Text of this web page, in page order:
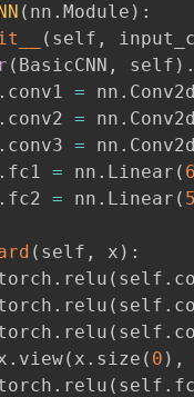
( nn .Module ) :
( self ,
( BasicCNN , self ) .
. conv1 = nn . Conv2d
. conv2 = nn . Conv2d
. conv3 = nn . Conv2d
. fc1 = nn . Linear (
. fc2 = nn . Linear (
( self , x ) :
. relu ( self .
. relu ( self .
. relu ( self .
. view( x . size ( 0 ) ,
. relu ( self .